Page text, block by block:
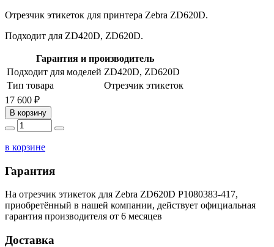
Отрезчик этикеток для принтера Zebra ZD620D.
Подходит для ZD420D, ZD620D.
Гарантия и производитель
Подходит для моделей ZD420D, ZD620D
Тип товара
Отрезчик этикеток
17 600 ₽
В корзину
в корзине
Гарантия
На отрезчик этикеток для Zebra ZD620D P1080383-417,
приобретённый в нашей компании, действует официальная
гарантия производителя от 6 месяцев
Доставка